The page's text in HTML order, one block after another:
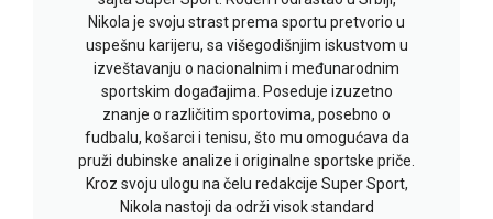
Nikola je svoju strast prema sportu pretvorio u
uspešnu karijeru, sa višegodišnjim iskustvom u
izveštavanju o nacionalnim i međunarodnim
sportskim događajima. Poseduje izuzetno
znanje o različitim sportovima, posebno o
fudbalu, košarci i tenisu, što mu omogućava da
pruži dubinske analize i originalne sportske priče.
Kroz svoju ulogu na čelu redakcije Super Sport,
Nikola nastoji da održi visok standard